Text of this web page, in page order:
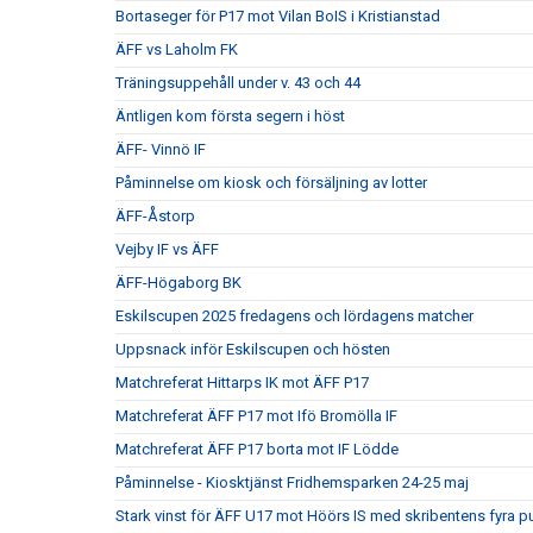
Bortaseger för P17 mot Vilan BoIS i Kristianstad
ÄFF vs Laholm FK
Träningsuppehåll under v. 43 och 44
Äntligen kom första segern i höst
ÄFF- Vinnö IF
Påminnelse om kiosk och försäljning av lotter
ÄFF-Åstorp
Vejby IF vs ÄFF
ÄFF-Högaborg BK
Eskilscupen 2025 fredagens och lördagens matcher
Uppsnack inför Eskilscupen och hösten
Matchreferat Hittarps IK mot ÄFF P17
Matchreferat ÄFF P17 mot Ifö Bromölla IF
Matchreferat ÄFF P17 borta mot IF Lödde
Påminnelse - Kiosktjänst Fridhemsparken 24-25 maj
Stark vinst för ÄFF U17 mot Höörs IS med skribentens fyra